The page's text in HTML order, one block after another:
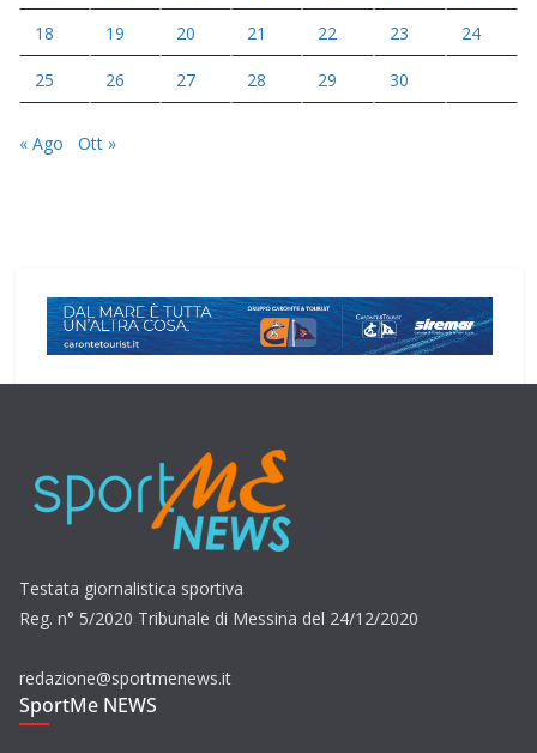
18 19 20 21 22 23 24
25 26 27 28 29 30
« Ago Ott »
Testata giornalistica sportiva
Reg. n° 5/2020 Tribunale di Messina del 24/12/2020
redazione@sportmenews.it
SportMe NEWS